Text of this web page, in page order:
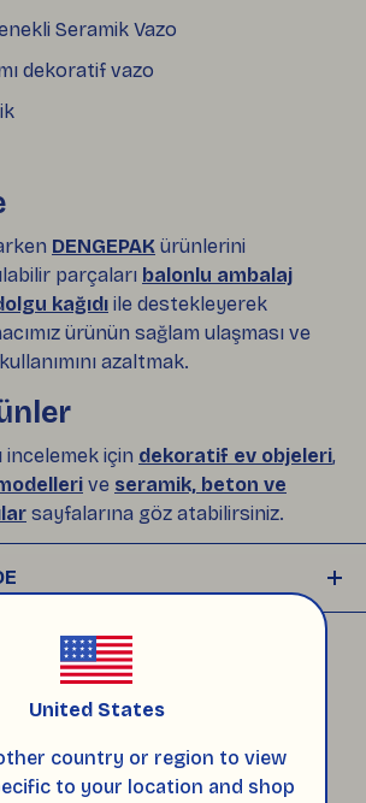
United States
country or region to view
to your location and shop
Seramik Vazo
dekoratif vazo
DENGEPAK ürünlerini
parçaları balonlu ambalaj
kağıdı ile destekleyerek
ürünün sağlam ulaşması ve
azaltmak.
incelemek için dekoratif ev objeleri,
ve seramik, beton ve
sayfalarına göz atabilirsiniz.
dostu ambalajlarla hazırlanıp
gönderilir. Kargonuz yola
numaranız e-posta ve SMS
aldıktan sonra, 14 gün içinde
BİRLİKTE
GIDAYA 14 GÜNDE